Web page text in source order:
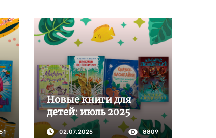
Новые книги для
детей: июль 2025
02.07.2025 8809